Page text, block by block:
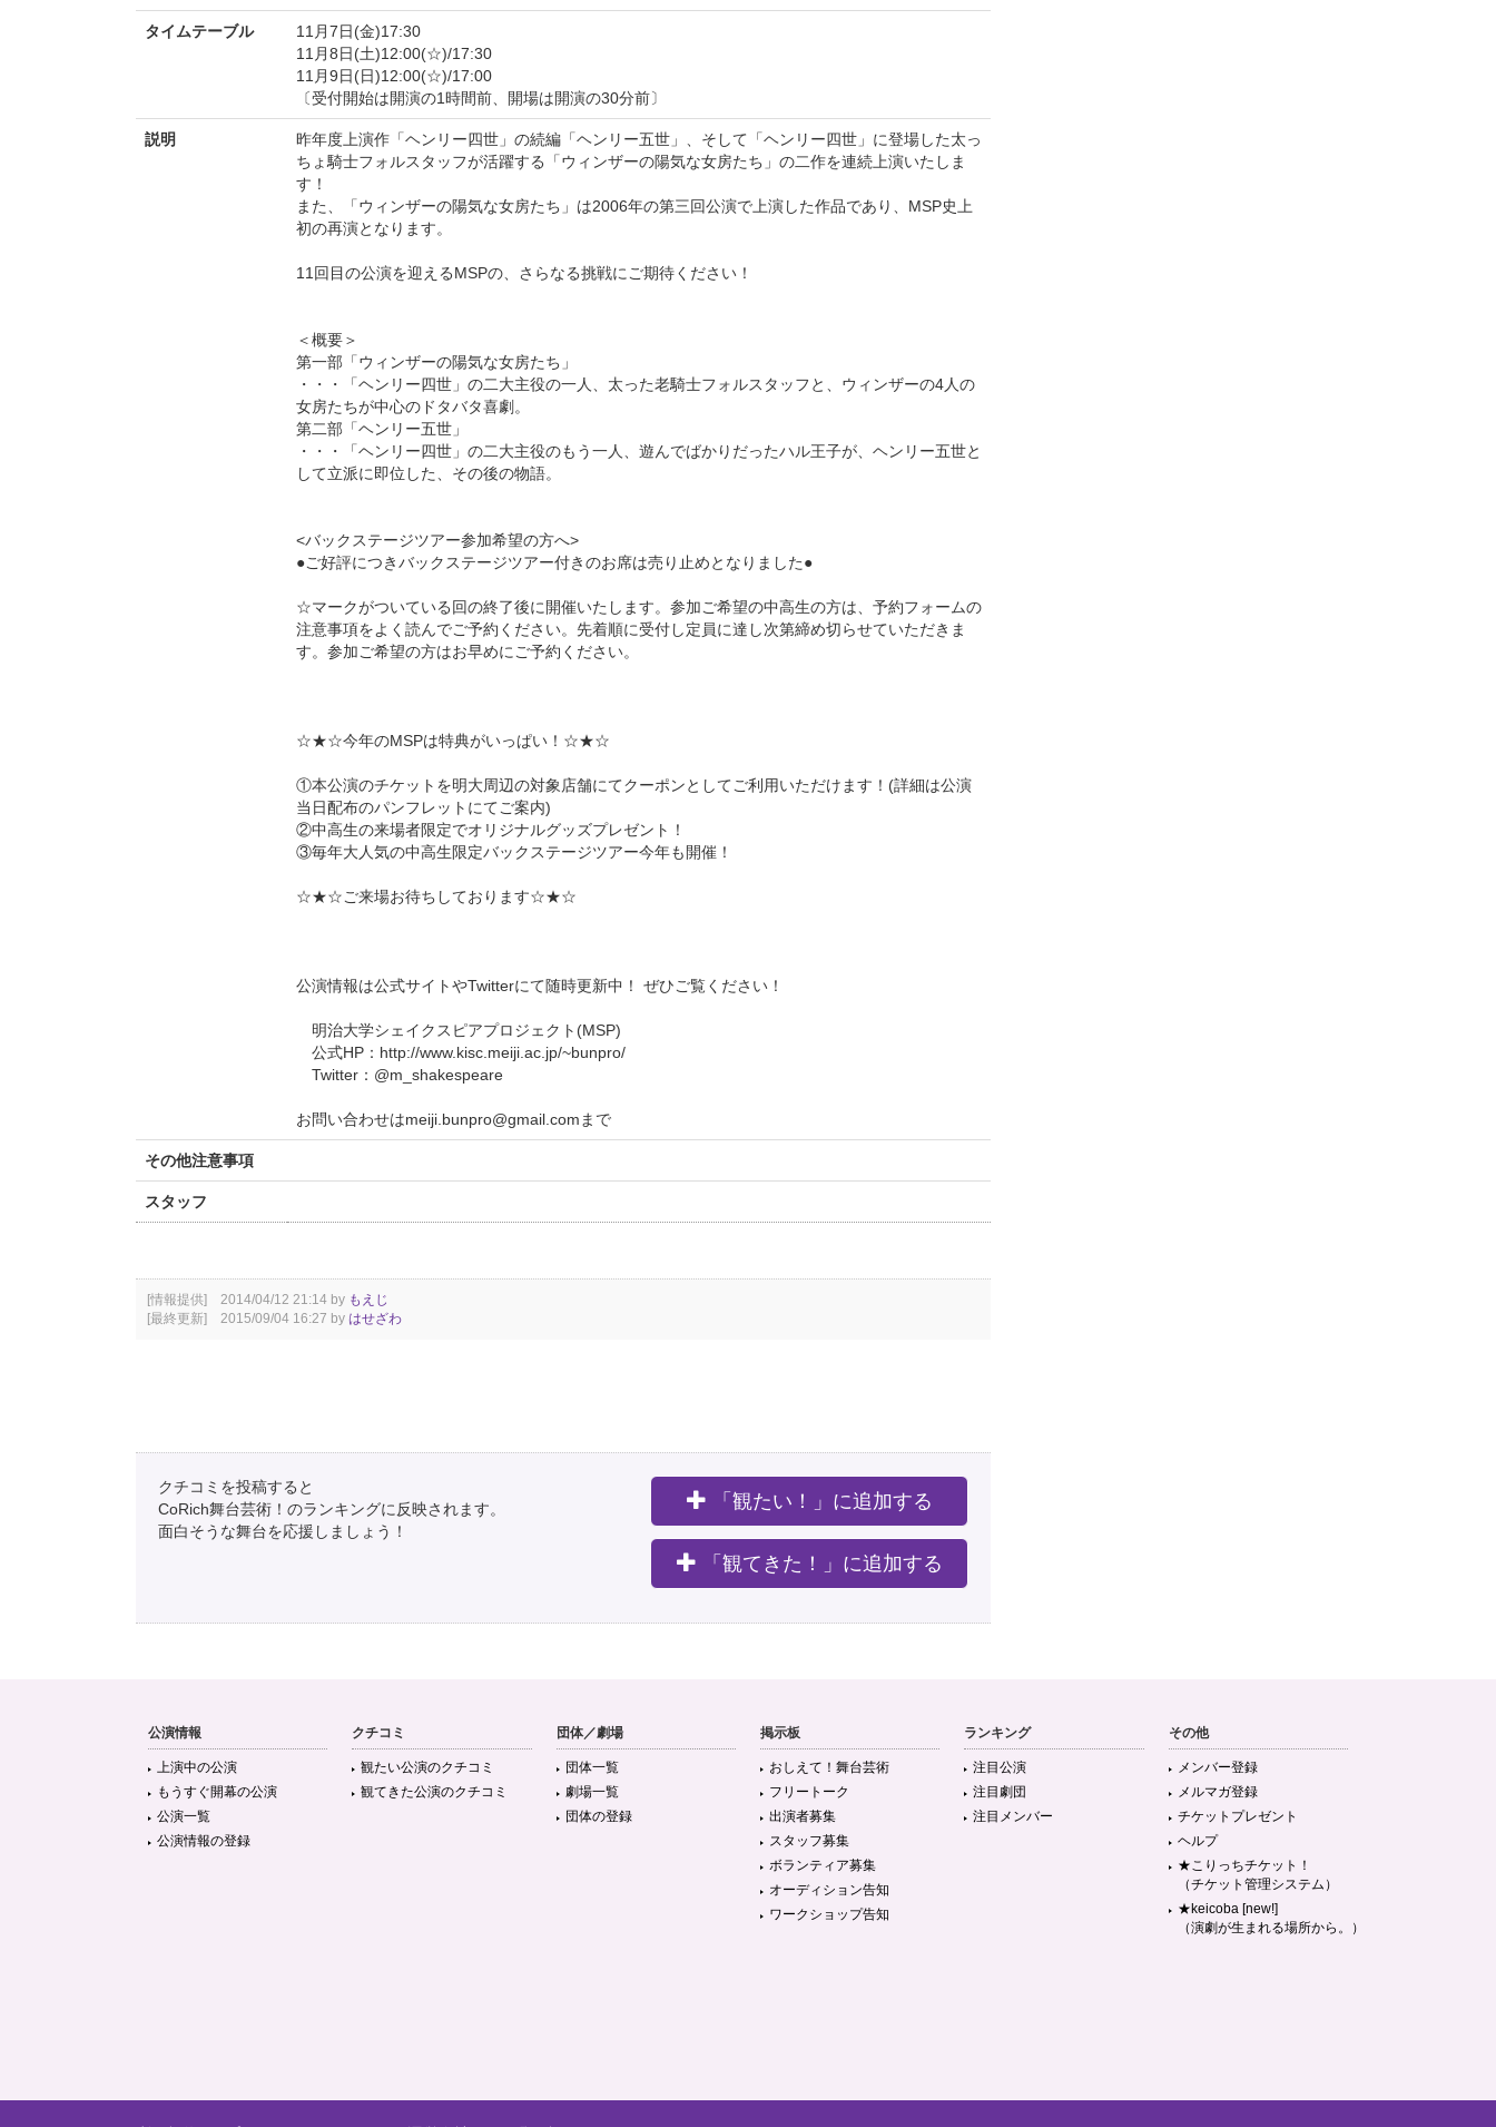
タイムテーブル
11月7日(金)17:30
11月8日(土)12:00(☆)/17:30
11月9日(日)12:00(☆)/17:00
〔受付開始は開演の1時間前、開場は開演の30分前〕
説明
昨年度上演作「ヘンリー四世」の続編「ヘンリー五世」、そして「ヘンリー四世」に登場した太っ
ちょ騎士フォルスタッフが活躍する「ウィンザーの陽気な女房たち」の二作を連続上演いたしま
す！
また、「ウィンザーの陽気な女房たち」は2006年の第三回公演で上演した作品であり、MSP史上
初の再演となります。
11回目の公演を迎えるMSPの、さらなる挑戦にご期待ください！
＜概要＞
第一部「ウィンザーの陽気な女房たち」
・・・「ヘンリー四世」の二大主役の一人、太った老騎士フォルスタッフと、ウィンザーの4人の
女房たちが中心のドタバタ喜劇。
第二部「ヘンリー五世」
・・・「ヘンリー四世」の二大主役のもう一人、遊んでばかりだったハル王子が、ヘンリー五世と
して立派に即位した、その後の物語。
<バックステージツアー参加希望の方へ>
●ご好評につきバックステージツアー付きのお席は売り止めとなりました●
☆マークがついている回の終了後に開催いたします。参加ご希望の中高生の方は、予約フォームの
注意事項をよく読んでご予約ください。先着順に受付し定員に達し次第締め切らせていただきま
す。参加ご希望の方はお早めにご予約ください。
☆★☆今年のMSPは特典がいっぱい！☆★☆
①本公演のチケットを明大周辺の対象店舗にてクーポンとしてご利用いただけます！(詳細は公演
当日配布のパンフレットにてご案内)
②中高生の来場者限定でオリジナルグッズプレゼント！
③毎年大人気の中高生限定バックステージツアー今年も開催！
☆★☆ご来場お待ちしております☆★☆
公演情報は公式サイトやTwitterにて随時更新中！ ぜひご覧ください！
明治大学シェイクスピアプロジェクト(MSP)
公式HP：http://www.kisc.meiji.ac.jp/~bunpro/
Twitter：@m_shakespeare
お問い合わせはmeiji.bunpro@gmail.comまで
その他注意事項
スタッフ
[情報提供] 2014/04/12 21:14 by もえじ
[最終更新] 2015/09/04 16:27 by はせざわ
クチコミを投稿すると
CoRich舞台芸術！のランキングに反映されます。
面白そうな舞台を応援しましょう！
「観たい！」に追加する
「観てきた！」に追加する
公演情報
上演中の公演
もうすぐ開幕の公演
公演一覧
公演情報の登録
クチコミ
観たい公演のクチコミ
観てきた公演のクチコミ
団体／劇場
団体一覧
劇場一覧
団体の登録
掲示板
おしえて！舞台芸術
フリートーク
出演者募集
スタッフ募集
ボランティア募集
オーディション告知
ワークショップ告知
ランキング
注目公演
注目劇団
注目メンバー
その他
メンバー登録
メルマガ登録
チケットプレゼント
ヘルプ
★こりっちチケット！
（チケット管理システム）
★keicoba [new!]
（演劇が生まれる場所から。）